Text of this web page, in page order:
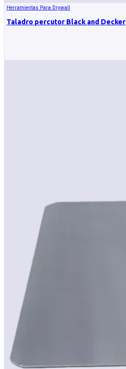
Herramientas Para Drywall
Taladro percutor Black and Decker